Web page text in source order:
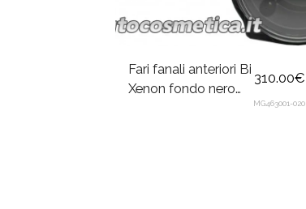
Fari fanali anteriori Bi
Xenon fondo nero
310.00€
MG463001-020